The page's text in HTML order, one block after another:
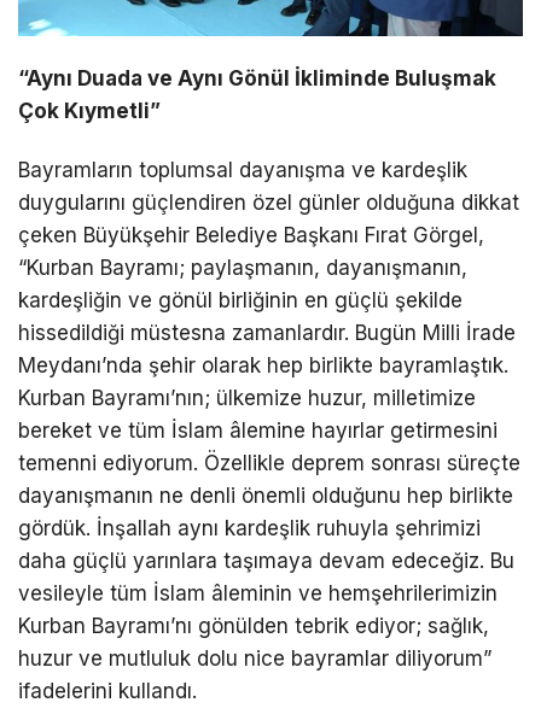
“Aynı Duada ve Aynı Gönül İkliminde Buluşmak
Çok Kıymetli”
Bayramların toplumsal dayanışma ve kardeşlik
duygularını güçlendiren özel günler olduğuna dikkat
çeken Büyükşehir Belediye Başkanı Fırat Görgel,
“Kurban Bayramı; paylaşmanın, dayanışmanın,
kardeşliğin ve gönül birliğinin en güçlü şekilde
hissedildiği müstesna zamanlardır. Bugün Milli İrade
Meydanı’nda şehir olarak hep birlikte bayramlaştık.
Kurban Bayramı’nın; ülkemize huzur, milletimize
bereket ve tüm İslam âlemine hayırlar getirmesini
temenni ediyorum. Özellikle deprem sonrası süreçte
dayanışmanın ne denli önemli olduğunu hep birlikte
gördük. İnşallah aynı kardeşlik ruhuyla şehrimizi
daha güçlü yarınlara taşımaya devam edeceğiz. Bu
vesileyle tüm İslam âleminin ve hemşehrilerimizin
Kurban Bayramı’nı gönülden tebrik ediyor; sağlık,
huzur ve mutluluk dolu nice bayramlar diliyorum”
ifadelerini kullandı.